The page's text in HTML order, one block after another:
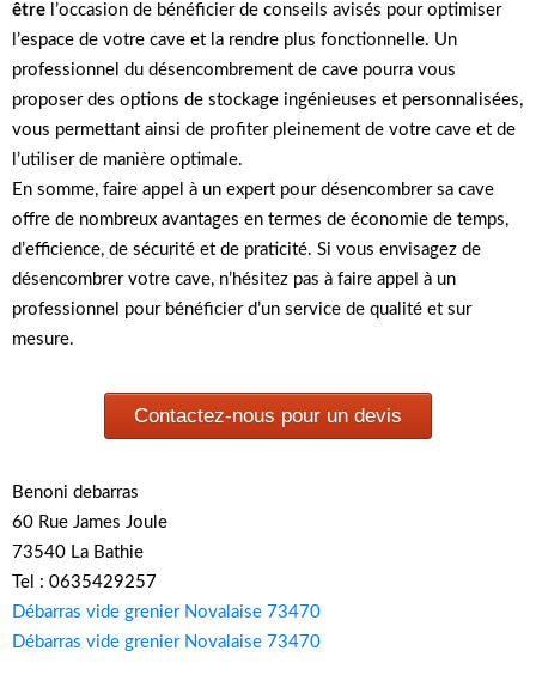
être l’occasion de bénéficier de conseils avisés pour optimiser
l’espace de votre cave et la rendre plus fonctionnelle. Un
professionnel du désencombrement de cave pourra vous
proposer des options de stockage ingénieuses et personnalisées,
vous permettant ainsi de profiter pleinement de votre cave et de
l’utiliser de manière optimale.
En somme, faire appel à un expert pour désencombrer sa cave
offre de nombreux avantages en termes de économie de temps,
d’efficience, de sécurité et de praticité. Si vous envisagez de
désencombrer votre cave, n’hésitez pas à faire appel à un
professionnel pour bénéficier d’un service de qualité et sur
mesure.
Contactez-nous pour un devis
Benoni debarras
60 Rue James Joule
73540 La Bathie
Tel : 0635429257
Débarras vide grenier Novalaise 73470
Débarras vide grenier Novalaise 73470